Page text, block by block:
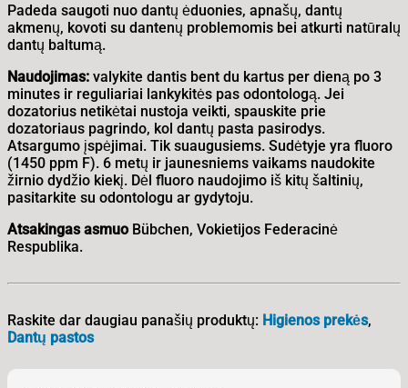
Padeda saugoti nuo dantų ėduonies, apnašų, dantų
akmenų, kovoti su dantenų problemomis bei atkurti natūralų
dantų baltumą.
Naudojimas: valykite dantis bent du kartus per dieną po 3
minutes ir reguliariai lankykitės pas odontologą. Jei
dozatorius netikėtai nustoja veikti, spauskite prie
dozatoriaus pagrindo, kol dantų pasta pasirodys.
Atsargumo įspėjimai. Tik suaugusiems. Sudėtyje yra fluoro
(1450 ppm F). 6 metų ir jaunesniems vaikams naudokite
žirnio dydžio kiekį. Dėl fluoro naudojimo iš kitų šaltinių,
pasitarkite su odontologu ar gydytoju.
Atsakingas asmuo Bübchen, Vokietijos Federacinė
Respublika.
Raskite dar daugiau panašių produktų: Higienos prekės,
Dantų pastos